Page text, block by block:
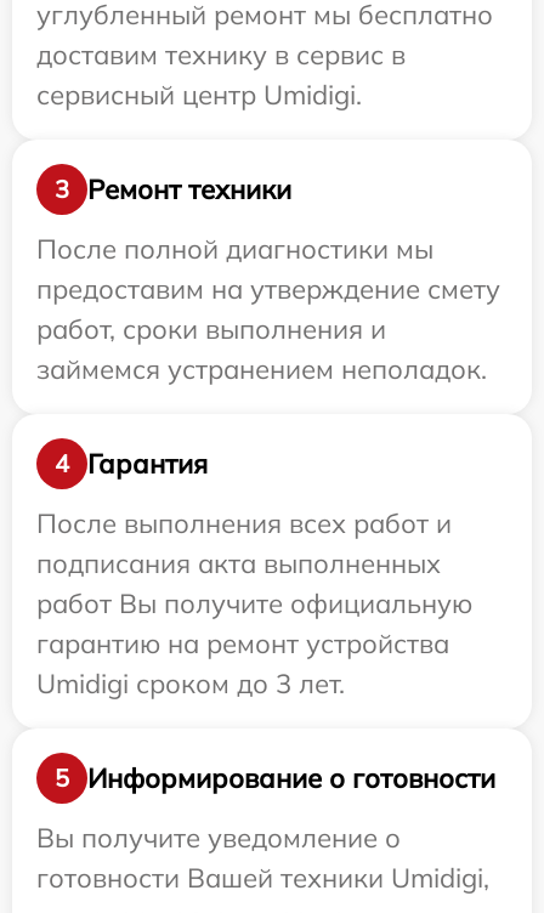
углубленный ремонт мы бесплатно
доставим технику в сервис в
сервисный центр Umidigi.
3
Ремонт техники
После полной диагностики мы
предоставим на утверждение смету
работ, сроки выполнения и
займемся устранением неполадок.
4
Гарантия
После выполнения всех работ и
подписания акта выполненных
работ Вы получите официальную
гарантию на ремонт устройства
Umidigi сроком до 3 лет.
5
Информирование о готовности
Вы получите уведомление о
готовности Вашей техники Umidigi,